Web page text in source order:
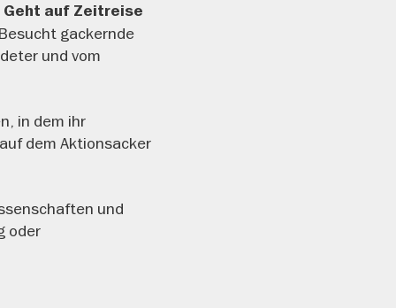
Geht auf Zeitreise
gackernde
und vom
in dem ihr
dem Aktionsacker
und
oder